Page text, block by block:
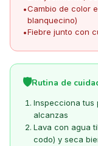
•Cambio de color
blanquecino)
•Fiebre junto con
🛡️Rutina de
Inspecciona tus
alcanzas
Lava con agua
codo) y seca